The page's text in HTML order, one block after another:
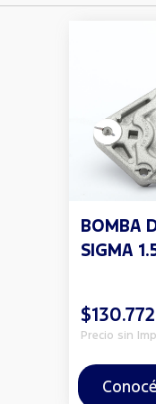
BOMBA
SIGMA
$130.772
Precio sin